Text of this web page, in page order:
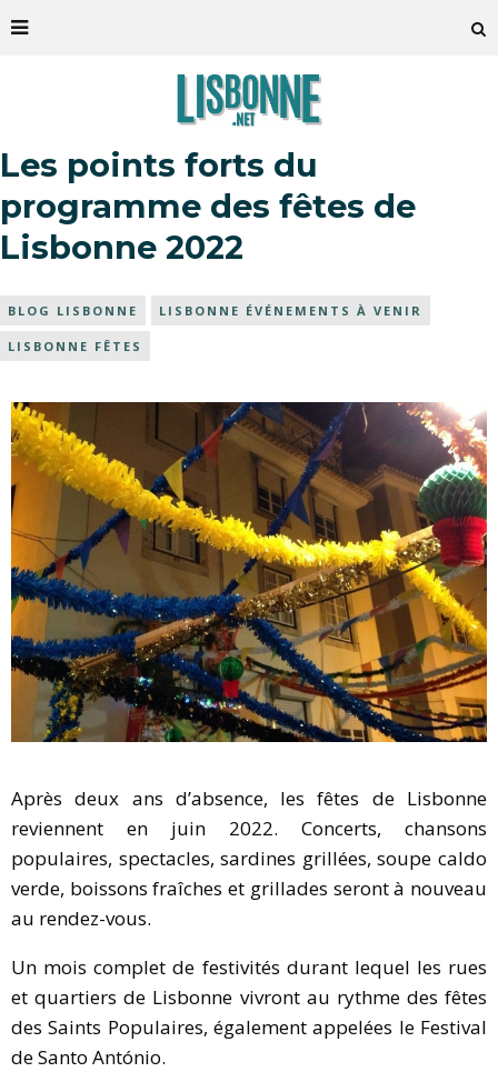
Les points forts du
programme des fêtes de
Lisbonne 2022
BLOG LISBONNE LISBONNE ÉVÉNEMENTS À VENIR
LISBONNE FÊTES
Après deux ans d’absence, les fêtes de Lisbonne
reviennent en juin 2022. Concerts, chansons
populaires, spectacles, sardines grillées, soupe caldo
verde, boissons fraîches et grillades seront à nouveau
au rendez-vous.
Un mois complet de festivités durant lequel les rues
et quartiers de Lisbonne vivront au rythme des fêtes
des Saints Populaires, également appelées le Festival
de Santo António.